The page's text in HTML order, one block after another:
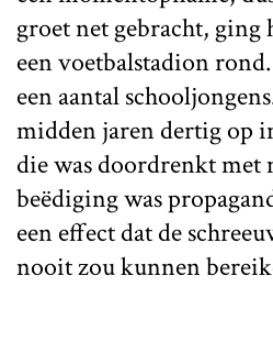
groet net gebracht, ging
een voetbalstadion
een aantal
midden jaren dertig op
die was doordrenkt met
beëdiging was
een effect dat de
nooit zou kunnen